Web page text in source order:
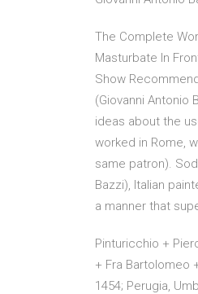
The Complete
Masturbate In
Show
(Giovanni Antonio
ideas about the
worked in Rome,
same patron).
Bazzi), Italian
a manner that
Pinturicchio +
+ Fra Bartolomeo
1454; Perugia,